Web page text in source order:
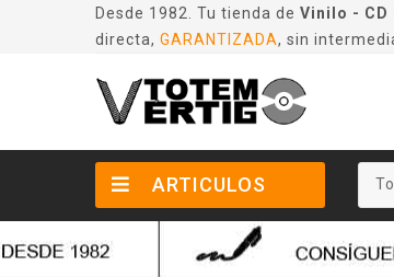
Desde 1982. Tu tienda de Vinilo - CD
directa, GARANTIZADA, sin
ARTICULOS